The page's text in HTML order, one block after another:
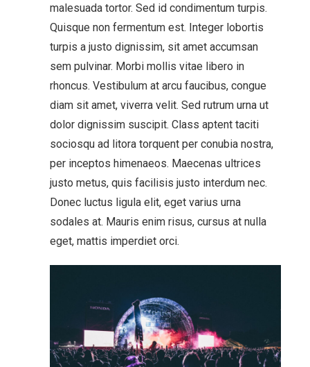
malesuada tortor. Sed id condimentum turpis.
Quisque non fermentum est. Integer lobortis
turpis a justo dignissim, sit amet accumsan
sem pulvinar. Morbi mollis vitae libero in
rhoncus. Vestibulum at arcu faucibus, congue
diam sit amet, viverra velit. Sed rutrum urna ut
dolor dignissim suscipit. Class aptent taciti
sociosqu ad litora torquent per conubia nostra,
per inceptos himenaeos. Maecenas ultrices
justo metus, quis facilisis justo interdum nec.
Donec luctus ligula elit, eget varius urna
sodales at. Mauris enim risus, cursus at nulla
eget, mattis imperdiet orci.